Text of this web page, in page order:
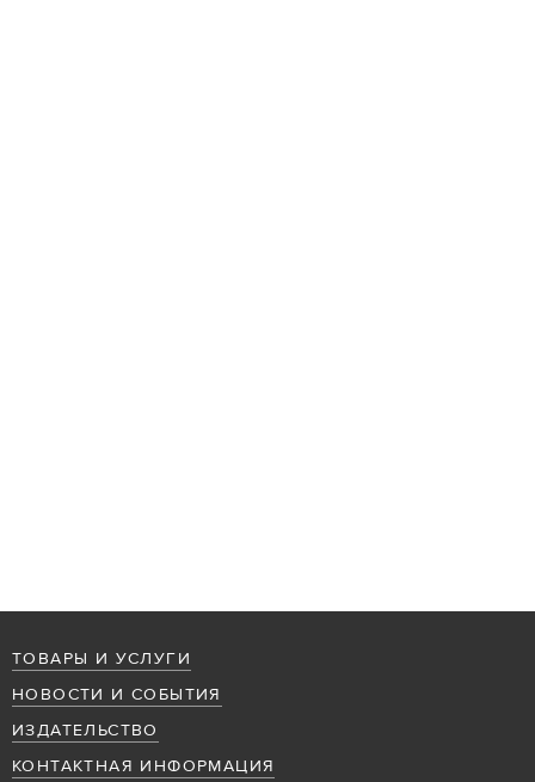
ТОВАРЫ И УСЛУГИ
НОВОСТИ И СОБЫТИЯ
ИЗДАТЕЛЬСТВО
КОНТАКТНАЯ ИНФОРМАЦИЯ